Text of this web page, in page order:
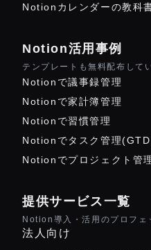
Notionカレンダーの教科
Notion活用事例
テンプレートも無料配布して
Notionで議事録管理
Notionで家計簿管理
Notionで習慣管理
Notionでタスク管理
Notionでプロジェクト管
提供サービス一覧
Notion導入・活用のプロフェ
法人向け